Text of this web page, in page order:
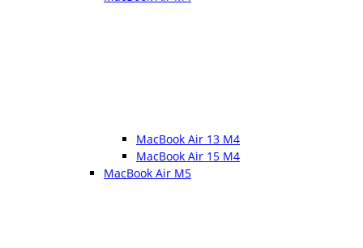
MacBook Air 13 M4
MacBook Air 15 M4
MacBook Air M5